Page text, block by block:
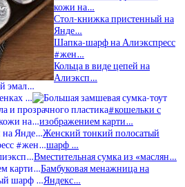
кожи на…
Стол-книжка пристенный на
Янде…
Шапка-шарф на Алиэкспресс
#жен…
Кольца в виде цепей на
Алиэксп…
#кошельки с
изображением карти…
Женский тонкий полосатый
шарф …
Вместительная сумка из «маслян…
Бамбуковая менажница на
Яндекс…